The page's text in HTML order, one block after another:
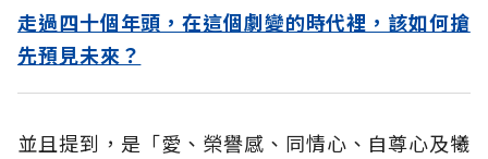
走過四十個年頭，在這個劇變的時代裡，該如何搶
先預見未來？
並且提到，是「愛、榮譽感、同情心、自尊心及犧